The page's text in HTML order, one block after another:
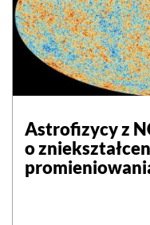
Astrofizycy z
o